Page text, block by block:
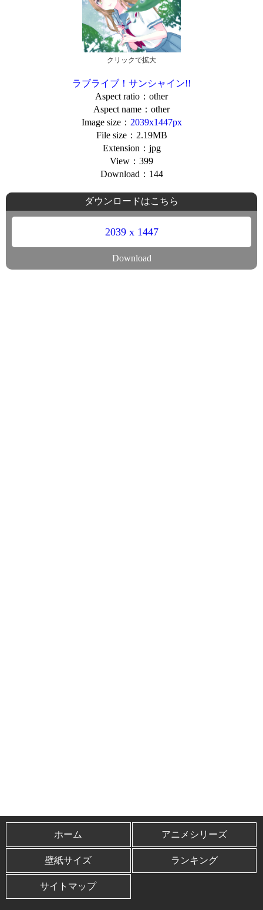
クリックで拡大
ラブライブ！サンシャイン!!
Aspect ratio：other
Aspect name：other
Image size： 2039x1447px
File size：2.19MB
Extension：jpg
View：399
Download：144
ダウンロードはこちら
2039 x 1447
Download
ホーム アニメシリーズ
壁紙サイズ ランキング
サイトマップ